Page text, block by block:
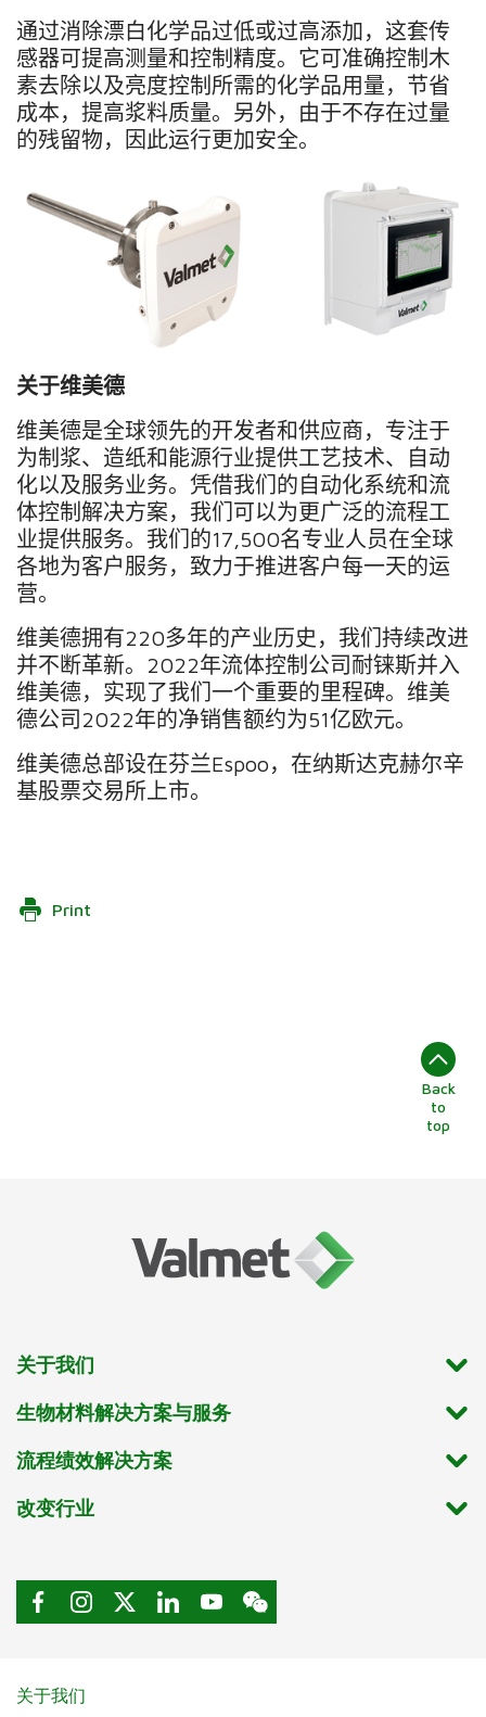
通过消除漂白化学品过低或过高添加，这套传
感器可提高测量和控制精度。它可准确控制木
素去除以及亮度控制所需的化学品用量，节省
成本，提高浆料质量。另外，由于不存在过量
的残留物，因此运行更加安全。
关于维美德
维美德是全球领先的开发者和供应商，专注于
为制浆、造纸和能源行业提供工艺技术、自动
化以及服务业务。凭借我们的自动化系统和流
体控制解决方案，我们可以为更广泛的流程工
业提供服务。我们的17,500名专业人员在全球
各地为客户服务，致力于推进客户每一天的运
营。
维美德拥有220多年的产业历史，我们持续改进
并不断革新。 2022年流体控制公司耐铼斯并入
维美德，实现了我们一个重要的里程碑。维美
德公司 2022年的净销售额约为51亿欧元。
维美德总部设在芬兰Espoo，在纳斯达克赫尔辛
基股票交易所上市。
Print
Back
to
top
关于我们
生物材料解决方案与服务
流程绩效解决方案
改变行业
关于我们